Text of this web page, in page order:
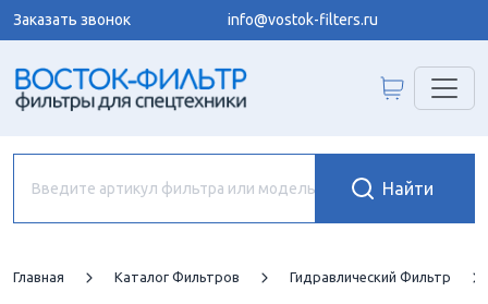
Заказать звонок info@vostok-filters.ru
Главная Каталог Фильтров Гидравлический Фильтр